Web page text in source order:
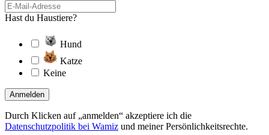
Hast du Haustiere?
Hund
Katze
Keine
Anmelden
Durch Klicken auf „anmelden“ akzeptiere ich die
Datenschutzpolitik bei Wamiz und meiner Persönlichkeitsrechte.